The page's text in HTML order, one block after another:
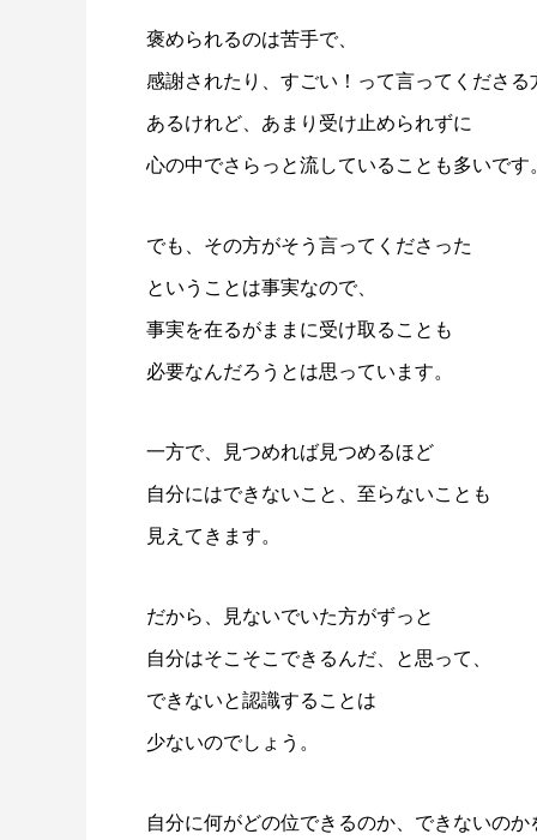
褒められるのは苦手で、
感謝されたり、すごい！って言ってくださる
あるけれど、あまり受け止められずに
心の中でさらっと流していることも多いです
でも、その方がそう言ってくださった
ということは事実なので、
事実を在るがままに受け取ることも
必要なんだろうとは思っています。
一方で、見つめれば見つめるほど
自分にはできないこと、至らないことも
見えてきます。
だから、見ないでいた方がずっと
自分はそこそこできるんだ、と思って、
できないと認識することは
少ないのでしょう。
自分に何がどの位できるのか、できないのか